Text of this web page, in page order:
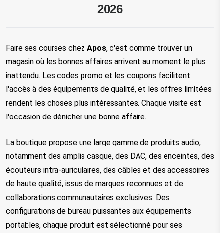
2026
Faire ses courses chez Apos, c'est comme trouver un
magasin où les bonnes affaires arrivent au moment le plus
inattendu. Les codes promo et les coupons facilitent
l'accès à des équipements de qualité, et les offres limitées
rendent les choses plus intéressantes. Chaque visite est
l'occasion de dénicher une bonne affaire.
La boutique propose une large gamme de produits audio,
notamment des amplis casque, des DAC, des enceintes, des
écouteurs intra-auriculaires, des câbles et des accessoires
de haute qualité, issus de marques reconnues et de
collaborations communautaires exclusives. Des
configurations de bureau puissantes aux équipements
portables, chaque produit est sélectionné pour ses